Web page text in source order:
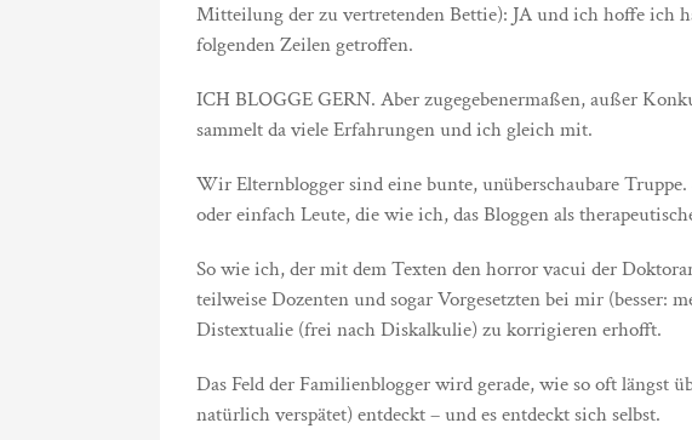
Mitteilung der zu vertretenden Bettie): JA und ich hoffe ich
folgenden Zeilen getroffen.
ICH BLOGGE GERN. Aber zugegebenermaßen, außer
sammelt da viele Erfahrungen und ich gleich mit.
Wir Elternblogger sind eine bunte, unüberschaubare
oder einfach Leute, die wie ich, das Bloggen als
So wie ich, der mit dem Texten den horror vacui der
teilweise Dozenten und sogar Vorgesetzten bei mir (besser:
Distextualie (frei nach Diskalkulie) zu korrigieren erhofft.
Das Feld der Familienblogger wird gerade, wie so oft längst
natürlich verspätet) entdeckt – und es entdeckt sich selbst.